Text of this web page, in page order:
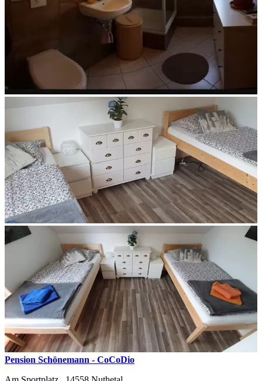
Pension Schönemann - CoCoDio